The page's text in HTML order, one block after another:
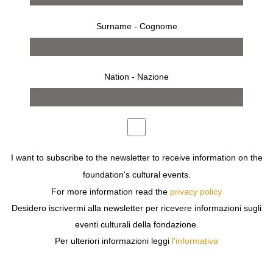
MILAN
WOMEN PHOTOGRAPHERS
Surname - Cognome
Nation - Nazione
I want to subscribe to the newsletter to receive information on the
foundation's cultural events.
For more information read the privacy policy
Desidero iscrivermi alla newsletter per ricevere informazioni sugli
eventi culturali della fondazione.
Per ulteriori informazioni leggi l'informativa